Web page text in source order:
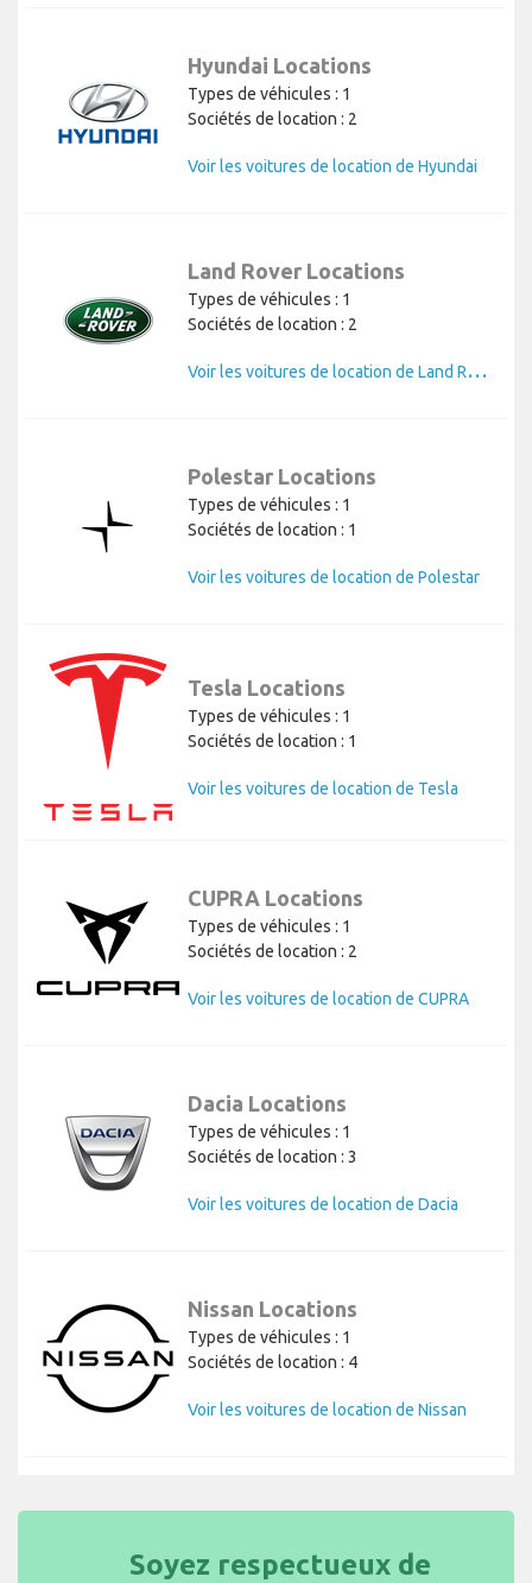
Hyundai Locations
Types de véhicules : 1
Sociétés de location : 2
Voir les voitures de location de Hyundai
Land Rover Locations
Types de véhicules : 1
Sociétés de location : 2
V
oir les voitures de location de Land Rover
Polestar Locations
Types de véhicules : 1
Sociétés de location : 1
Voir les voitures de location de Polestar
Tesla Locations
Types de véhicules : 1
Sociétés de location : 1
Voir les voitures de location de Tesla
CUPRA Locations
Types de véhicules : 1
Sociétés de location : 2
Voir les voitures de location de CUPRA
Dacia Locations
Types de véhicules : 1
Sociétés de location : 3
Voir les voitures de location de Dacia
Nissan Locations
Types de véhicules : 1
Sociétés de location : 4
Voir les voitures de location de Nissan
Soyez respectueux de